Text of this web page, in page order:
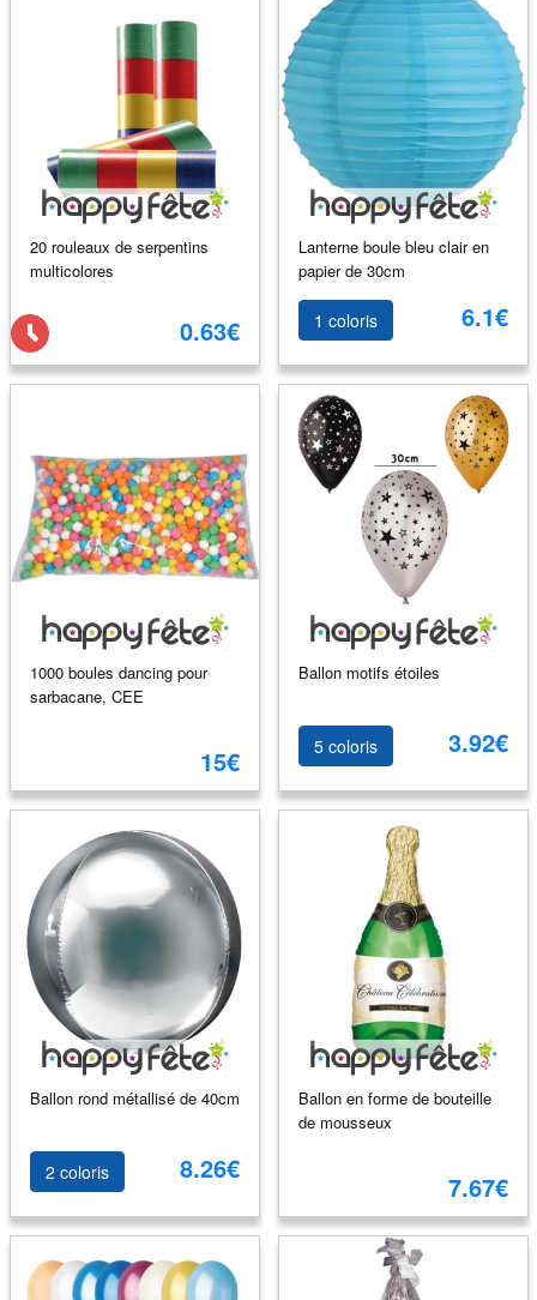
20 rouleaux de serpentins
multicolores
0.63€
Lanterne boule bleu clair en
papier de 30cm
1 coloris 6.1€
1000 boules dancing pour
sarbacane, CEE
15€
Ballon motifs étoiles
5 coloris 3.92€
Ballon rond métallisé de 40cm
2 coloris 8.26€
Ballon en forme de bouteille
de mousseux
7.67€